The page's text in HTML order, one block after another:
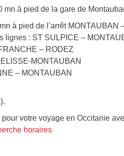
mn à pied de la gare de
à pied de l’arrêt MONTAUBAN
lignes : ST SULPICE –
– RODEZ
MONTAUBAN
– MONTAUBAN
votre voyage en Occitanie
horaires